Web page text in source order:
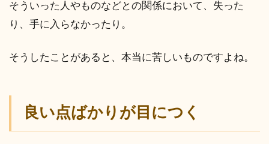
そういった人やものなどとの関係において、失った
り、手に入らなかったり。
そうしたことがあると、本当に苦しいものですよね。
良い点ばかりが目につく